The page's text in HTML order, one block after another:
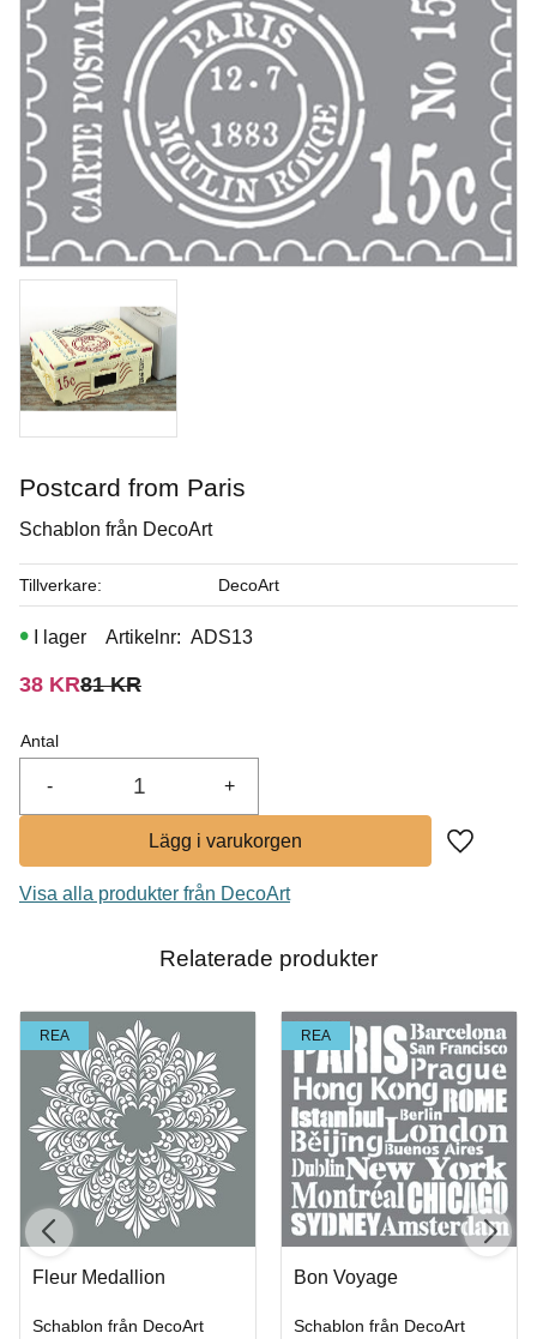
Opal Lustre
Penselglasyr för stengods
Art. nr: SW-219
Postcard from Paris
Schablon från DecoArt
Nedsatt pris:
38 KROrdinarie pris:
81KR
Antal
+
-
Lägg till
I lager Artikelnr ADS13
Tillverkare DecoArt
Visa alla produkter från DecoArt
Relaterade produkter
REA
Fleur Medallion
Schablon från DecoArt
REA
Bon Voyage
Schablon från DecoArt